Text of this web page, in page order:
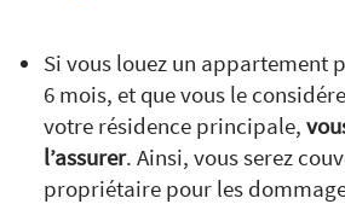
Si vous louez un appartement
6 mois, et que vous le
votre résidence principale,
l’assurer. Ainsi, vous serez
propriétaire pour les